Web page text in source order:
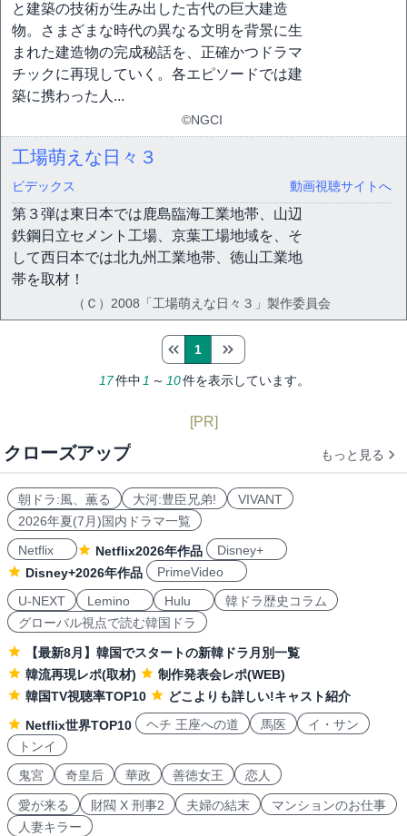
と建築の技術が生み出した古代の巨大建造
物。さまざまな時代の異なる文明を背景に生
まれた建造物の完成秘話を、正確かつドラマ
チックに再現していく。各エピソードでは建
築に携わった人...
©NGCI
工場萌えな日々３
ビデックス 動画視聴サイトへ
第３弾は東日本では鹿島臨海工業地帯、山辺
鉄鋼日立セメント工場、京葉工場地域を、そ
して西日本では北九州工業地帯、徳山工業地
帯を取材！
（Ｃ）2008「工場萌えな日々３」製作委員会
17件中 1 ～ 10件を表示しています。
1
[PR]
クローズアップ もっと見る
朝ドラ:風、薫る 大河:豊臣兄弟!
VIVANT
2026年夏(7月)国内ドラマ一覧
Netflix
Netflix2026年作品
Disney+
Disney+2026年作品
PrimeVideo
U-NEXT
Lemino Hulu
韓ドラ歴史コラム
グローバル視点で読む韓国ドラ
【最新8月】韓国でスタートの新韓ドラ月別一覧
韓流再現レポ(取材)
制作発表会レポ(WEB)
韓国TV視聴率TOP10
どこよりも詳しい!キャスト紹介
Netflix世界TOP10
ヘチ 王座への道 馬医
イ・サン
トンイ
鬼宮
奇皇后 華政 善徳女王 恋人
愛が来る 財閥 X 刑事2 夫婦の結末
マンションのお仕事
人妻キラー